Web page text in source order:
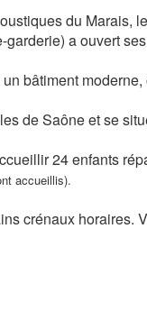
du
garderie) a ouvert
bâtiment
de Saône et se
24 enfants
accueillis).
crénaux horaires.